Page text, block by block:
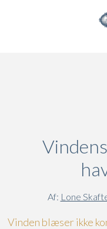
Af: Lone
Vinden blæser ikke